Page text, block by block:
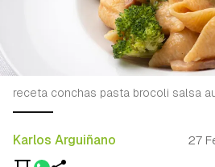
Karlos Arguiñano 27
receta conchas pasta brocoli salsa